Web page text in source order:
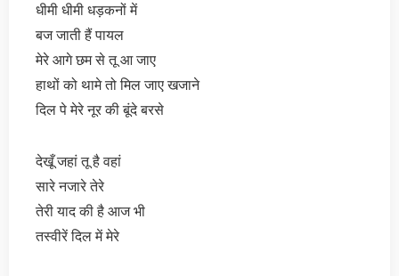
धीमी धीमी धड़कनों में
बज जाती हैं पायल
मेरे आगे छम से तू आ जाए
हाथों को थामे तो मिल जाए खजाने
दिल पे मेरे नूर की बूंदे बरसे
देखूँ जहां तू है वहां
सारे नजारे तेरे
तेरी याद की है आज भी
तस्वीरें दिल में मेरे